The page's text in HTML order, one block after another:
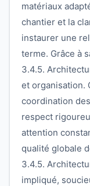
matériaux
chantier et la
instaurer une
terme. Grâce à
3.4.5.
et organisation.
coordination
respect
attention
qualité globale
3.4.5.
impliqué,